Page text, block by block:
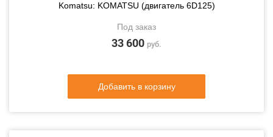
Komatsu: KOMATSU (двигатель 6D125)
Под заказ
33 600 руб.
Добавить в корзину